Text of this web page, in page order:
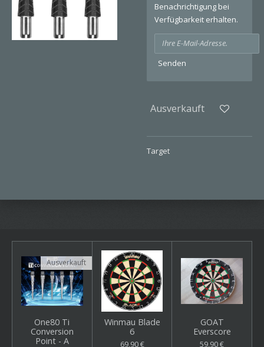
Benachrichtigung bei
Verfügbarkeit erhalten.
Senden
Ausverkauft
Target
Ausverkauft
One80 Ti
Conversion
Point - A
Winmau Blade
6
69,90 €
GOAT
Everscore
59,90 €